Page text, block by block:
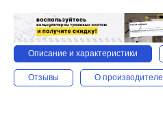
Описание и характеристики
Отзывы О производителе